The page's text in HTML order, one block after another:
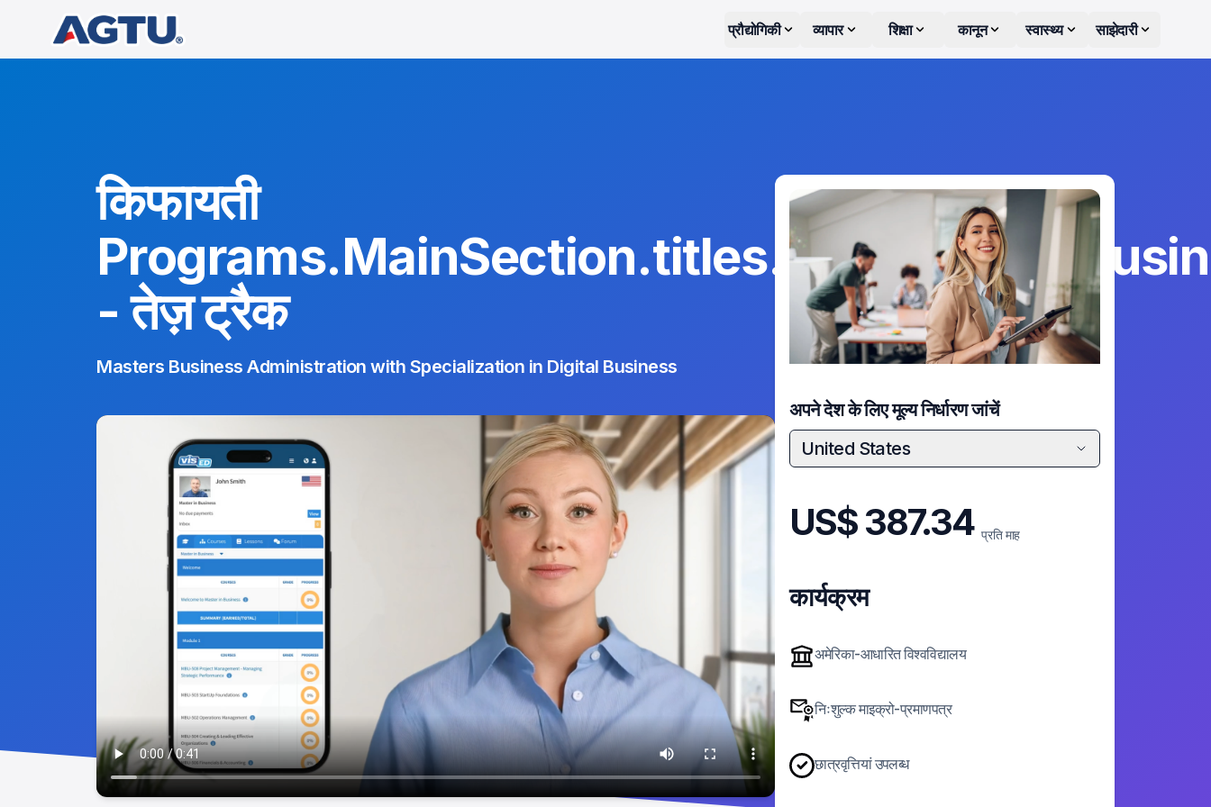
प्रौद्योगिकी व्यापार शिक्षा कानून स्वास्थ्य साझेदारी
किफायती
- तेज़ ट्रैक
Masters Business Administration with Specialization in Digital Business
अपने देश के लिए मूल्य निर्धारण जांचें
United States
US$387.34 प्रति माह
कार्यक्रम
अमेरिका-आधारित विश्वविद्यालय
निःशुल्क माइक्रो-प्रमाणपत्र
छात्रवृत्तियां उपलब्ध